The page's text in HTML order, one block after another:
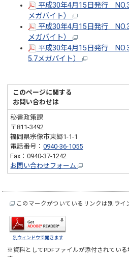
平成30年4月15日発行
メガバイト）
平成30年4月15日発行
メガバイト）
平成30年4月15日発行
5.7メガバイト）
このページに関する
お問い合わせは
秘書政策課
〒811-3492
福岡県宗像市東郷1-1-1
電話番号：0940-36-1055
Fax：0940-37-1242
お問い合わせフォーム
このマークがついているリンクは別ウイ
別ウィンドウで開きます
※資料としてPDFファイルが添付されている